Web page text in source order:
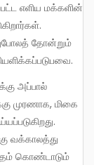
எளிய மக்களின்
தோன்றும்
முரணாக, மிகை
வக்காலத்து
கொண்டாடும்